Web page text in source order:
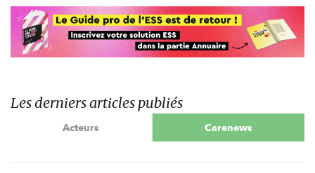
Les derniers articles publiés
Acteurs Carenews